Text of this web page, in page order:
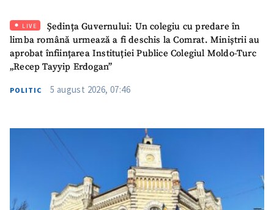
LIVE
Ședința Guvernului: Un colegiu cu predare în
limba română urmează a fi deschis la Comrat. Miniștrii au
aprobat înființarea Instituției Publice Colegiul Moldo-Turc
„Recep Tayyip Erdogan”
POLITIC 5 august 2026, 07:46